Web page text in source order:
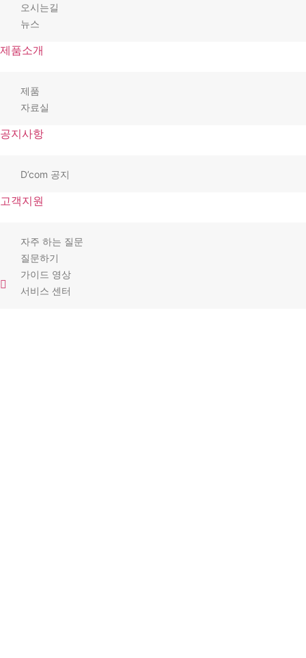
오시는길
뉴스
제품소개
제품
자료실
공지사항
D’com 공지
고객지원
자주 하는 질문
질문하기
가이드 영상
서비스 센터